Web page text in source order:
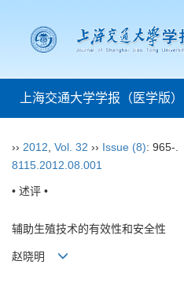
上海交通大学学报（医学版）
›› 2012 Vol. 32 ›› Issue (8): 965-.
8115.2012.08.001
• 述评 •
辅助生殖技术的有效性和安全性
赵晓明